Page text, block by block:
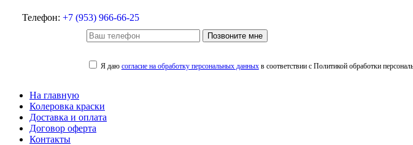
Телефон: +7 (953) 966-66-25
Позвоните мне
Я даю согласие на обработку персональных данныхв соответствии с Политикой обработки
На главную
Колеровка краски
Доставка и оплата
Договор оферта
Контакты